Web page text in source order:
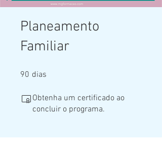
Planeamento
Familiar
90 dias
Obtenha um certificado ao
concluir o programa.